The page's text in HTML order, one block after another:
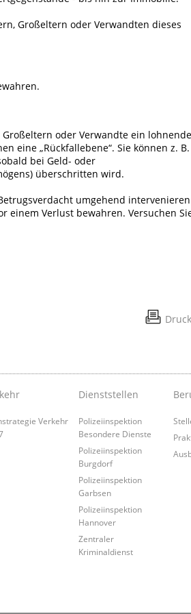
Großeltern oder Verwandten dieses
oder Verwandte ein
eine „Rückfallebene“. Sie können z. B.
bei Geld- oder
überschritten wird.
umgehend intervenieren
einem Verlust bewahren. Versuchen
Verkehr
Dienststellen
Polizeiinspektion
Besondere Dienste
Polizeiinspektion
Burgdorf
Polizeiinspektion
Garbsen
Polizeiinspektion
Hannover
Zentraler
Kriminaldienst